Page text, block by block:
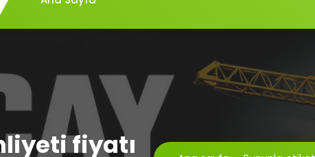
fiyatı